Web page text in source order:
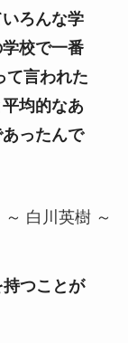
ろんな学
校で一番
て言われた
均的なあ
ったんで
～ 白川英樹 ～
つことが